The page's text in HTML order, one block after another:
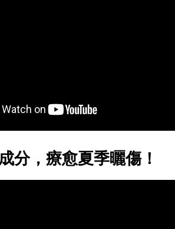
分，療愈夏季曬傷！